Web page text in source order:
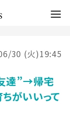
30 (火)19:45
達”→帰宅
がいいって